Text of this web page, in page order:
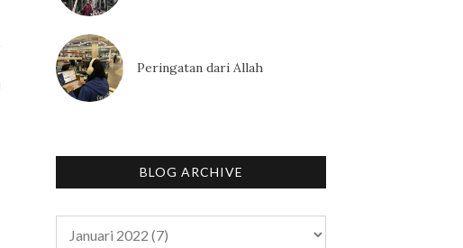
Peringatan dari Allah
BLOG ARCHIVE